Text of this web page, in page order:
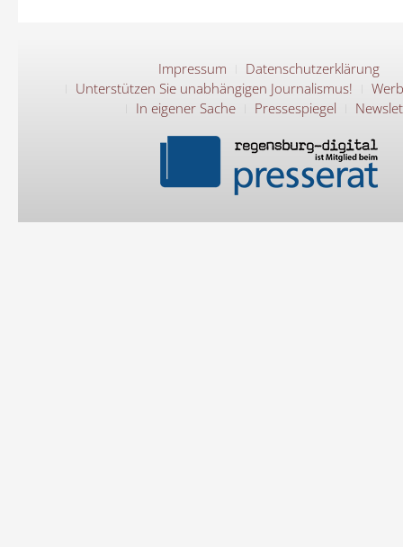
Impressum
Datenschutzerklärung
Unterstützen Sie unabhängigen Journalismus!
In eigener Sache
Pressespiegel